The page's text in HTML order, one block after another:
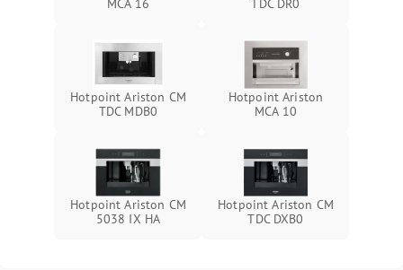
MCA 16
TDC DR0
Hotpoint Ariston CM
TDC MDB0
Hotpoint Ariston
MCA 10
Hotpoint Ariston CM
5038 IX HA
Hotpoint Ariston CM
TDC DXB0